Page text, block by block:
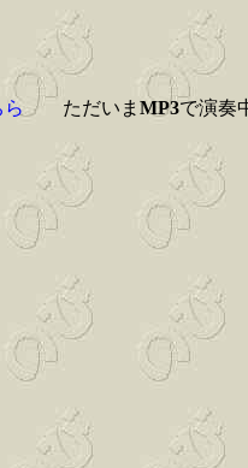
ただいま MP3で演奏